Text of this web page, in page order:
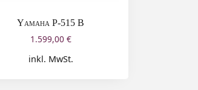
Yamaha P-515 B
1.599,00 €
inkl. MwSt.